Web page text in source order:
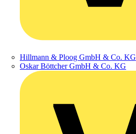
Hillmann & Ploog GmbH & Co. KG
Oskar Böttcher GmbH & Co. KG